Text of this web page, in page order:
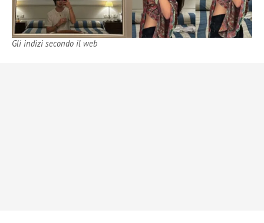
Gli indizi secondo il web